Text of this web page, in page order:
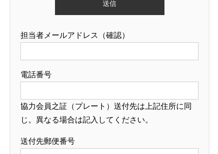
担当者メールアドレス（確認）
電話番号
協力会員之証（プレート）送付先は上記住所に同
じ。異なる場合は記入してください。
送付先郵便番号